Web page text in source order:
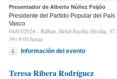
Presentador de Alberto Núñez Feijóo
Presidente del Partido Popular del País
Vasco
04/03/2026 - Bilbao, Hotel Ercilla (Ercilla, 37-
39) 9:00 horas
Información del evento
Teresa Ribera Rodríguez